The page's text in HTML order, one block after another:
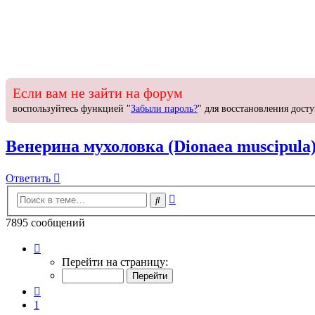
Если вам не зайти на форум
воспользуйтесь функцией "Забыли пароль?" для восстановления
Венерина мухоловка (Dionaea muscipula)
Ответить
Ответить
Поиск
7895 сообщений
394
Перейти на страницу:
1